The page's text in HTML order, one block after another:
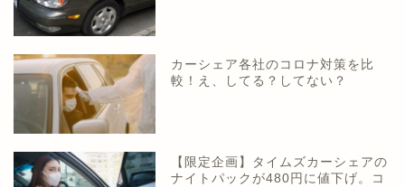
カーシェア各社のコロナ対策を比
較！え、してる？してない？
【限定企画】タイムズカーシェアの
ナイトパックが480円に値下げ。コ